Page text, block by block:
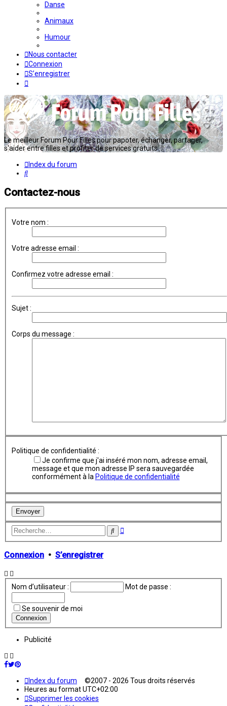
Danse
Animaux
Humour
Nous contacter
Connexion
S’enregistrer
Le meilleur Forum Pour Filles pour papoter, échanger, partager,
s'aider entre filles et profiter de services gratuits...
Index du forum
Rechercher
Contactez-nous
Votre nom :
Votre adresse email :
Confirmez votre adresse email :
Sujet :
Corps du message :
Politique de confidentialité :
Je confirme que j'ai inséré mon nom, adresse email,
message et que mon adresse IP sera sauvegardée
conformément à la Politique de confidentialité
Rechercher
Recherche
Connexion • S’enregistrer
Nom d’utilisateur : Mot de passe :
Se souvenir de moi
Publicité
Index du forum ©2007 - 2026 Tous droits réservés
Heures au formatUTC+02:00
Supprimer les cookies